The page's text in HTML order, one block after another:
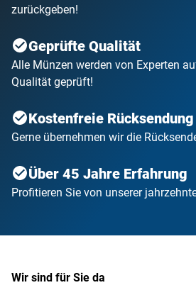
zurückgeben!
Geprüfte Qualität
Alle Münzen werden von Experten
Qualität geprüft!
Kostenfreie Rücksendung
Gerne übernehmen wir die
Über 45 Jahre Erfahrung
Profitieren Sie von unserer
Wir sind für Sie da